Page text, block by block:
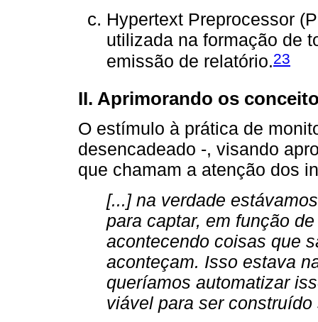
Hypertext Preprocessor
utilizada na formação de
emissão de relatório.23
II. Aprimorando os
O estímulo à prática de
desencadeado -, visando
que chamam a atenção dos
[...] na verdade
para captar, em função
acontecendo coisas que
aconteçam. Isso estava
queríamos automatizar
viável para ser